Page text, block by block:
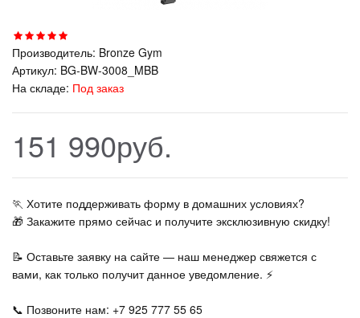
Производитель: Bronze Gym
Артикул: BG-BW-3008_MBB
На складе: Под заказ
151 990руб.
🏃‍ Хотите поддерживать форму в домашних условиях?
🎁 Закажите прямо сейчас и получите эксклюзивную скидку!
📝 Оставьте заявку на сайте — наш менеджер свяжется с
вами, как только получит данное уведомление. ⚡
📞 Позвоните нам: +7 925 777 55 65